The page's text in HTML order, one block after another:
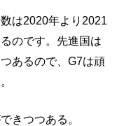
は2020年より2021
のです。先進国は
あるので、G7は頑
きつつある。